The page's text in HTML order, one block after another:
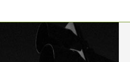
voz y de repente de afuera te dicen:
muy en el medio y no tenés la